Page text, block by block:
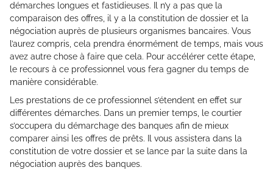
démarches longues et fastidieuses. Il n’y a pas que la
comparaison des offres, il y a la constitution de dossier et la
négociation auprès de plusieurs organismes bancaires. Vous
l’aurez compris, cela prendra énormément de temps, mais vous
avez autre chose à faire que cela. Pour accélérer cette étape,
le recours à ce professionnel vous fera gagner du temps de
manière considérable.
Les prestations de ce professionnel s’étendent en effet sur
différentes démarches. Dans un premier temps, le courtier
s’occupera du démarchage des banques afin de mieux
comparer ainsi les offres de prêts. Il vous assistera dans la
constitution de votre dossier et se lance par la suite dans la
négociation auprès des banques.